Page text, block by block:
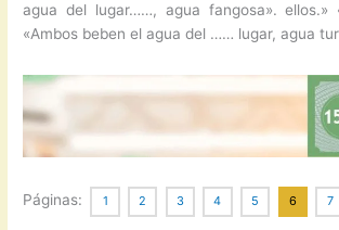
agua del lugar……, agua fangosa». ellos.»
«Ambos beben el agua del …… lugar, agua
Páginas: 1 2 3 4 5 6 7